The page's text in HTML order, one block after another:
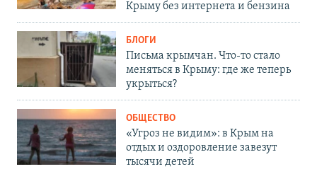
Крыму без интернета и бензина
БЛОГИ
Письма крымчан. Что-то стало
меняться в Крыму: где же теперь
укрыться?
ОБЩЕСТВО
«Угроз не видим»: в Крым на
отдых и оздоровление завезут
тысячи детей